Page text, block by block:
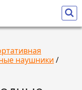
наушники /